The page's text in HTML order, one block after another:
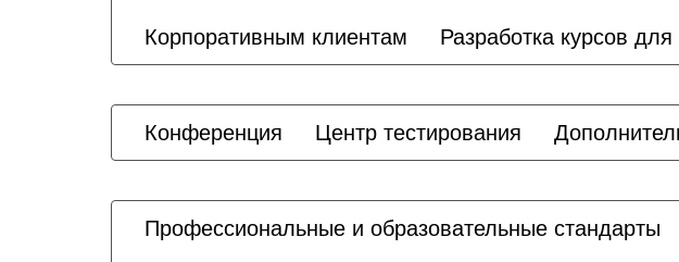
Корпоративным клиентам Разработка курсов для
Конференция Центр тестирования
Профессиональные и образовательные стандарты